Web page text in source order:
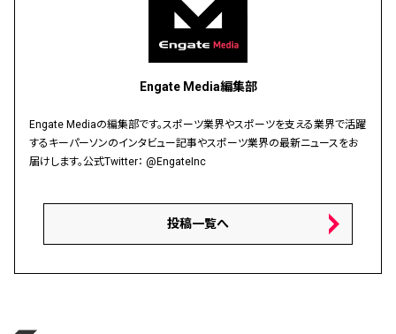
Engate Media編集部
Engate Mediaの編集部です。スポーツ業界やスポーツを支える業界で活躍
するキーパーソンのインタビュー記事やスポーツ業界の最新ニュースをお
届けします。公式Twitter： @EngateInc
投稿一覧へ